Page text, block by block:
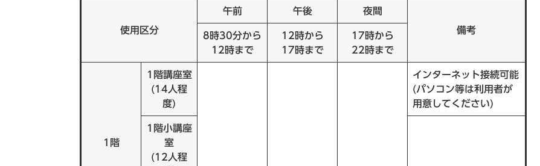
使用区分
午前 午後
夜間
備考
8時30分から
12時まで
12時から
17時まで
17時から
22時まで
1階
1階講座室
(14人程
度)
インターネット接続可能
(パソコン等は利用者が
用意してください)
1階小講座
室
(12人程